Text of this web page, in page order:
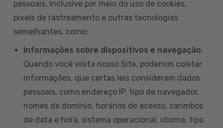
pessoais, inclusive por meio do uso de cookies,
pixels de rastreamento e outras tecnologias
semelhantes, como:
Informações sobre dispositivos e navegação.
Quando você visita nosso Site, podemos coletar
informações, que certas leis consideram dados
pessoais, como endereço IP, tipo de navegador,
nomes de domínio, horários de acesso, carimbos
de data e hora, sistema operacional, idioma, tipo